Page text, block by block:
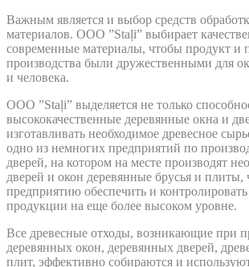
Важным является и выбор средств
материалов. OOO ”Staļi” выбирает
современные материалы, чтобы продукт и
производства были дружественными для
и человека.
OOO ”Staļi” выделяется не только
высококачественные деревянные окна и
изготавливать необходимое древесное
одно из немногих предприятий по
дверей, на котором на месте производят
дверей и окон деревянные брусья и плиты,
предприятию обеспечить и контролировать
продукции на еще более высоком уровне.
Все древесные отходы, возникающие при
деревянных окон, деревянных дверей,
плит, эффективно собираются и